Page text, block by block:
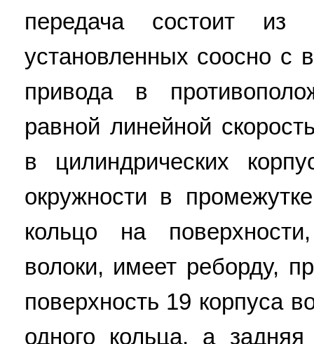
передача состоит
установленных соосно с
привода в
равной линейной
в цилиндрических
окружности в
кольцо на
волоки, имеет реборду,
поверхность 19 корпуса
одного кольца, а